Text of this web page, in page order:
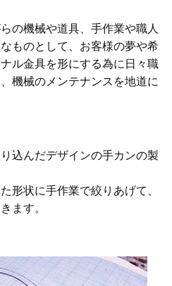
の機械や道具、手作業や職人
ものとして、お客様の夢や希
ル金具を形にする為に日々職
機械のメンテナンスを地道に
込んだデザインの手カンの製
形状に手作業で絞りあげて、
ます。